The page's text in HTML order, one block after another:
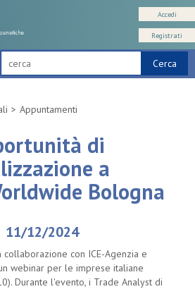
Cerca
Accedi
Registrati
Appuntamenti
di
a
Bologna
12/2024
con ICE-Agenzia e
webinar per le imprese italiane
Durante l'evento, i Trade Analyst di